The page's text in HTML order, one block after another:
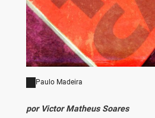
Paulo Madeira
por Victor Matheus Soares